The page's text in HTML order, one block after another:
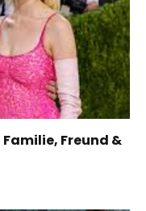
Freund &